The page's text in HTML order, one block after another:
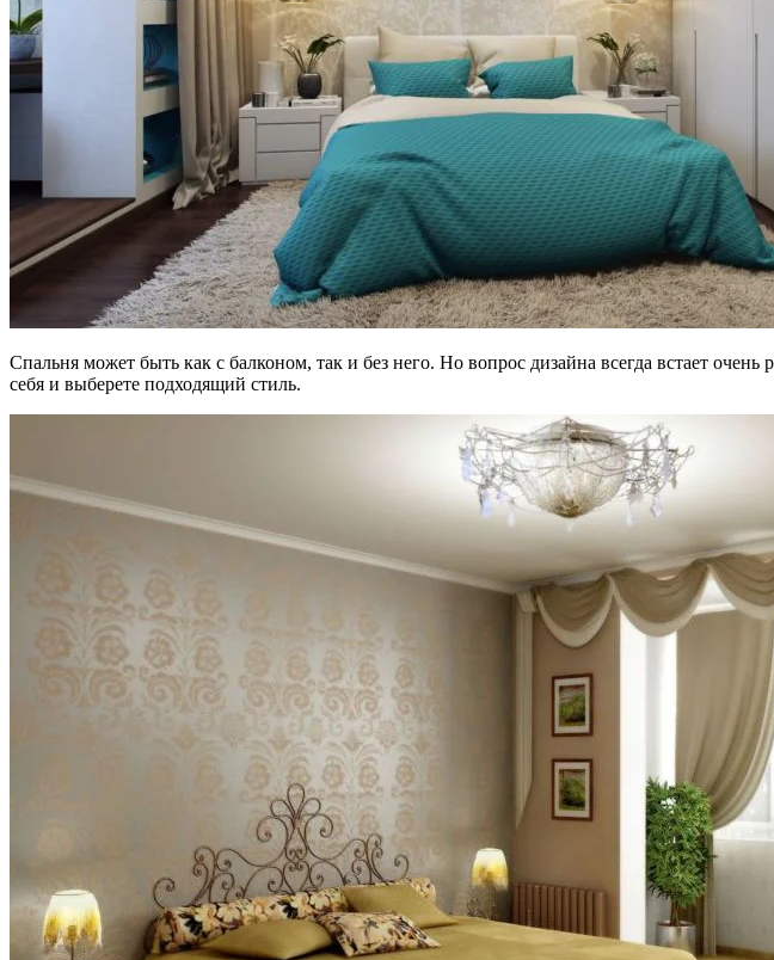
Спальня может быть как с балконом, так и без него. Но вопрос дизайна всегда встает
себя и выберете подходящий стиль.